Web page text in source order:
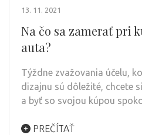
13. 11. 2021
Na čo sa zamerať pri
auta?
Týždne zvažovania účelu,
dizajnu sú dôležité, chcete
a byť so svojou kúpou
PREČÍTAŤ